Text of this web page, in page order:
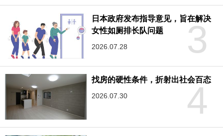
3
日本政府发布指导意见，旨在解决
女性如厕排长队问题
2026.07.28
4
找房的硬性条件，折射出社会百态
2026.07.30